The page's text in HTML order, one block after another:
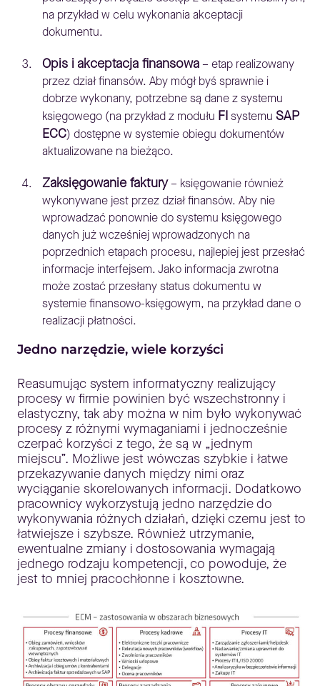
na przykład w celu wykonania akceptacji
dokumentu.
Opis i akceptacja finansowa – etap realizowany
przez dział finansów. Aby mógł byś sprawnie i
dobrze wykonany, potrzebne są dane z systemu
księgowego (na przykład z modułu FIsystemu SAP
ECC) dostępne w systemie obiegu dokumentów
aktualizowane na bieżąco.
Zaksięgowanie faktury– księgowanie również
wykonywane jest przez dział finansów. Aby nie
wprowadzać ponownie do systemu księgowego
danych już wcześniej wprowadzonych na
poprzednich etapach procesu, najlepiej jest przesłać
informacje interfejsem. Jako informacja zwrotna
może zostać przesłany status dokumentu w
systemie finansowo-księgowym, na przykład dane o
realizacji płatności.
Jedno narzędzie, wiele korzyści
Reasumując system informatyczny realizujący
procesy w firmie powinien być wszechstronny i
elastyczny, tak aby można w nim było wykonywać
procesy z różnymi wymaganiami i jednocześnie
czerpać korzyści z tego, że są w „jednym
miejscu”. Możliwe jest wówczas szybkie i łatwe
przekazywanie danych między nimi oraz
wyciąganie skorelowanych informacji. Dodatkowo
pracownicy wykorzystują jedno narzędzie do
wykonywania różnych działań, dzięki czemu jest to
łatwiejsze i szybsze. Również utrzymanie,
ewentualne zmiany i dostosowania wymagają
jednego rodzaju kompetencji, co powoduje, że
jest to mniej pracochłonne i kosztowne.